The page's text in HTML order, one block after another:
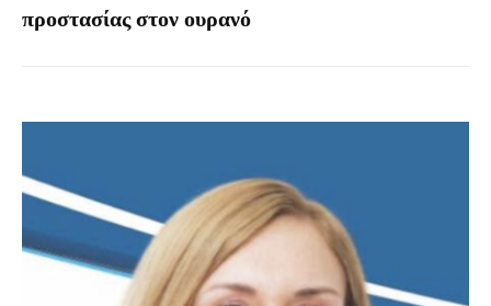
προστασίας στον ουρανό